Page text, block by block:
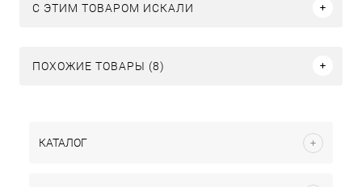
C ЭТИМ ТОВАРОМ ИСКАЛИ
ПОХОЖИЕ ТОВАРЫ (8)
КАТАЛОГ